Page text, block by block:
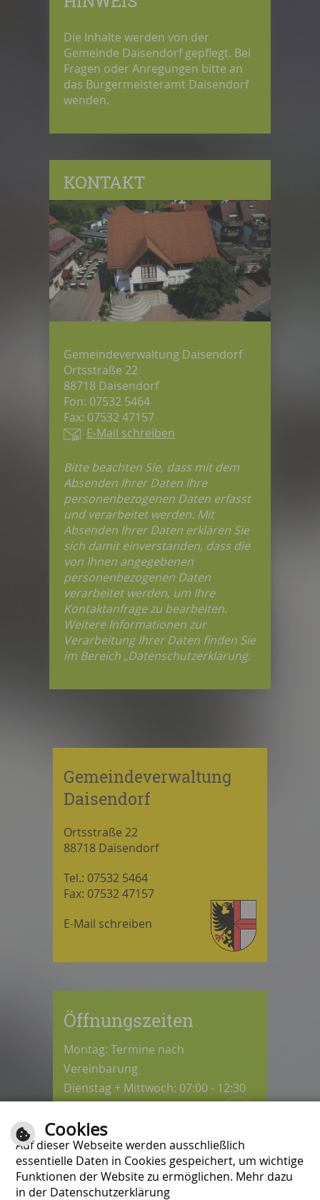
Die Inhalte werden von der
Gemeinde Daisendorf gepflegt. Bei
Fragen oder Anregungen bitte an
das Bürgermeisteramt Daisendorf
wenden.
KONTAKT
Gemeindeverwaltung Daisendorf
Ortsstraße 22
88718 Daisendorf
Fon: 07532 5464
Fax: 07532 47157
E-Mail schreiben
Bitte beachten Sie, dass mit dem
Absenden Ihrer Daten Ihre
personenbezogenen Daten erfasst
und verarbeitet werden. Mit
Absenden Ihrer Daten erklären Sie
sich damit einverstanden, dass die
von Ihnen angegebenen
personenbezogenen Daten
verarbeitet werden, um Ihre
Kontaktanfrage zu bearbeiten.
Weitere Informationen zur
Verarbeitung Ihrer Daten finden Sie
im Bereich „Datenschutzerklärung.
Gemeindeverwaltung
Daisendorf
Ortsstraße 22
88718 Daisendorf
Tel.: 07532 5464
Fax: 07532 47157
E-Mail schreiben
Öffnungszeiten
Montag: Termine nach
Vereinbarung
Dienstag + Mittwoch: 07:00 - 12:30
Donnerstag: 08:30 - 12:30 / 14:00 -
18:00 Uhr
Freitag: 07:00 - 12:00 Uhr
Cookies
Auf dieser Webseite werden ausschließlich
essentielle Daten in Cookies gespeichert, um wichtige
Funktionen der Website zu ermöglichen. Mehr dazu
in der Datenschutzerklärung